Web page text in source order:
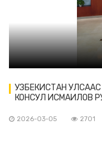
УЗБЕКИСТАН
КОНСУЛ ИСМАИЛОВ
2026-03-05 2701